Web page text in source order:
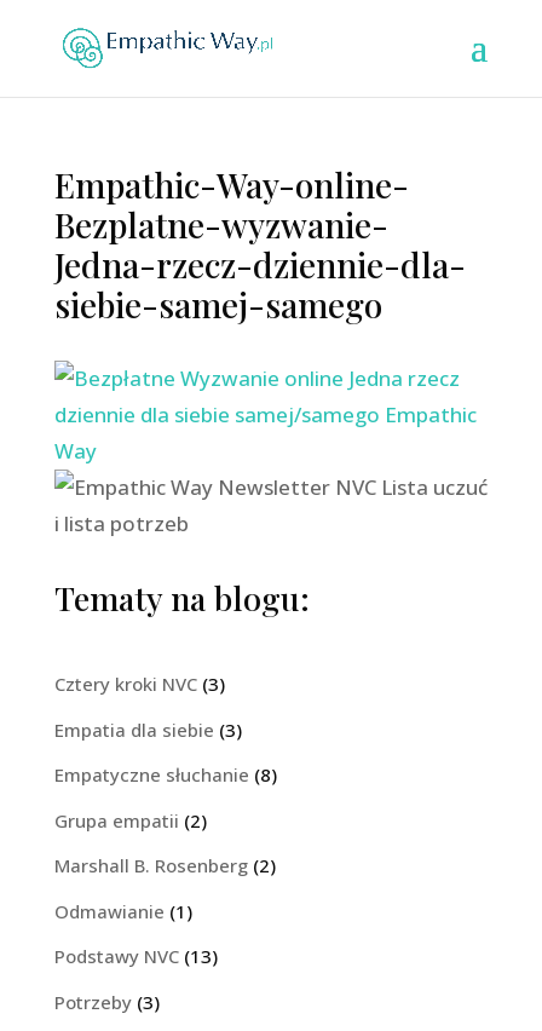
Empathic-Way-online-
Bezplatne-wyzwanie-
Jedna-rzecz-dziennie-dla-
siebie-samej-samego
Tematy na blogu:
Cztery kroki NVC(3)
Empatia dla siebie (3)
Empatyczne słuchanie (8)
Grupa empatii (2)
Marshall B. Rosenberg(2)
Odmawianie (1)
Podstawy NVC(13)
Potrzeby(3)